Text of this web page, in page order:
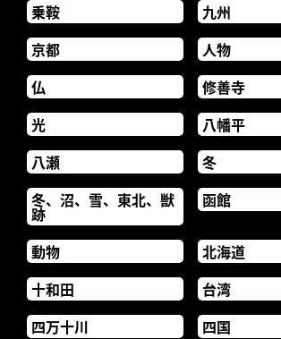
乗鞍
九州
京都
人物
仏
修善寺
光
八幡平
八瀬
冬
冬、沼、雪、東北、獣
跡
函館
動物
北海道
十和田
台湾
四万十川
四国